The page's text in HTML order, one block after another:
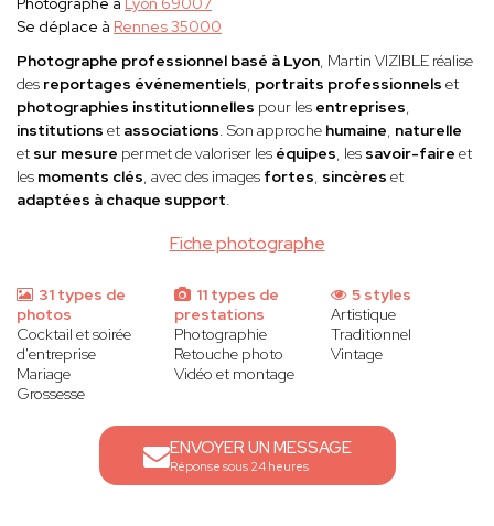
Fiche photographe
Se déplace à Rennes 35000
Photographe professionnel basé à Lyon, Martin VIZIBLE réalise
des reportages événementiels, portraits professionnels et
photographies institutionnelles pour les entreprises,
institutions et associations. Son approche humaine, naturelle
et sur mesure permet de valoriser les équipes, les savoir-faire et
les moments clés, avec des images fortes, sincères et
adaptées à chaque support.
31 types de
photos
Cocktail et soirée
d'entreprise
Mariage
Grossesse
11 types de
prestations
Photographie
Retouche photo
Vidéo et montage
5 styles
Artistique
Traditionnel
Vintage
ENVOYER UN MESSAGE
Réponse sous 24 heures